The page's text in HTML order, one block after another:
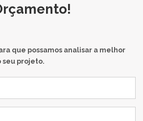
que possamos analisar a melhor
projeto.